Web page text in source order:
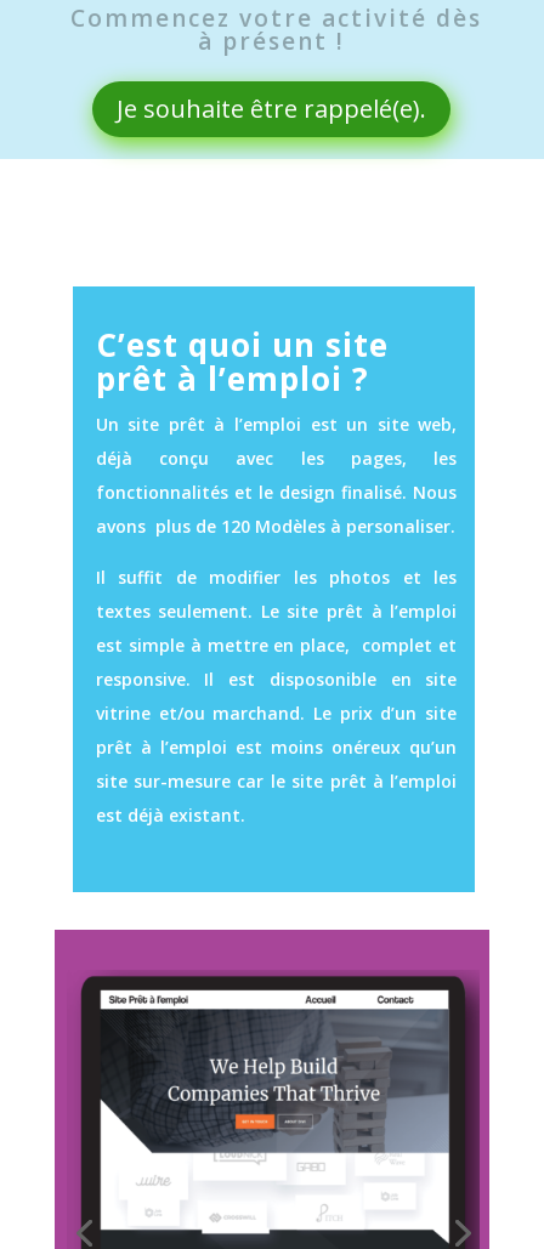
Commencez votre activité dès
à présent !
Je souhaite être rappelé(e).
C’est quoi un site
prêt à l’emploi ?
Un site prêt à l’emploi est un site web,
déjà conçu avec les pages, les
fonctionnalités et le design finalisé. Nous
avons plus de 120 Modèles à personaliser.
Il suffit de modifier les photos et les
textes seulement. Le site prêt à l’emploi
est simple à mettre en place, complet et
responsive. Il est disposonible en site
vitrine et/ou marchand. Le prix d’un site
prêt à l’emploi est moins onéreux qu’un
site sur-mesure car le site prêt à l’emploi
est déjà existant.